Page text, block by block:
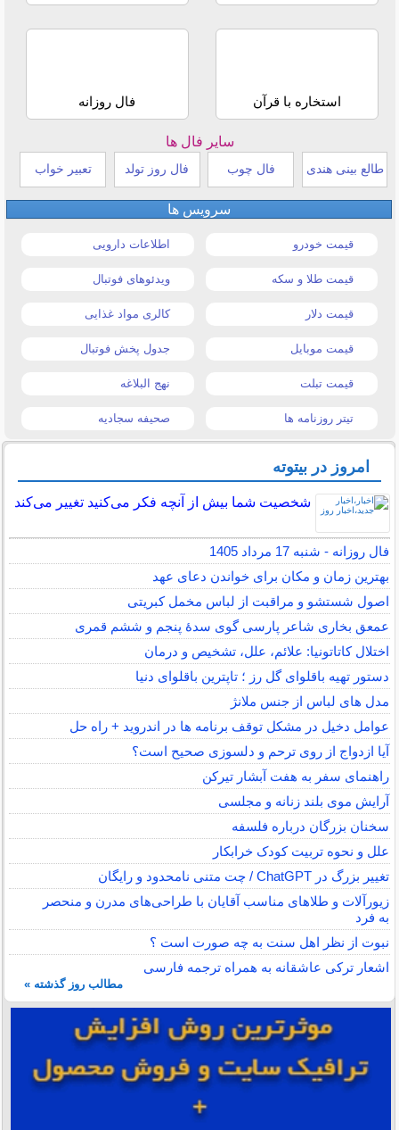
استخاره با قرآن فال روزانه
سایر فال ها
طالع بینی هندی فال چوب فال روز تولد تعبیر خواب
سرویس ها
قیمت خودرو اطلاعات دارویی
قیمت طلا و سکه ویدئوهای فوتبال
قیمت دلار کالری مواد غذایی
قیمت موبایل جدول پخش فوتبال
قیمت تبلت نهج البلاغه
تیتر روزنامه ها صحیفه سجادیه
امروز در بیتوته
شخصیت شما بیش از آنچه فکر می‌کنید تغییر می‌کند
فال روزانه - شنبه 17 مرداد 1405
بهترین زمان و مکان برای خواندن دعای عهد
اصول شستشو و مراقبت از لباس مخمل کبریتی
عمعق بخاری شاعر پارسی گوی سدهٔ پنجم و ششم قمری
اختلال کاتاتونیا: علائم، علل، تشخیص و درمان
دستور تهیه باقلوای گل رز ؛ تاپترین باقلوای دنیا
مدل های لباس از جنس ملانژ
عوامل دخیل در مشکل توقف برنامه ها در اندروید + راه حل
آیا ازدواج از روی ترحم و دلسوزی صحیح است؟
راهنمای سفر به هفت آبشار تیرکن
آرایش موی بلند زنانه و مجلسی
سخنان بزرگان درباره فلسفه
علل و نحوه تربیت کودک خرابکار
تغییر بزرگ در ChatGPT / چت متنی نامحدود و رایگان
زیورآلات و طلاهای مناسب آقایان با طراحی‌های مدرن و منحصر
به فرد
نبوت از نظر اهل سنت به چه صورت است ؟
اشعار ترکی عاشقانه به همراه ترجمه فارسی
مطالب روز گذشته »